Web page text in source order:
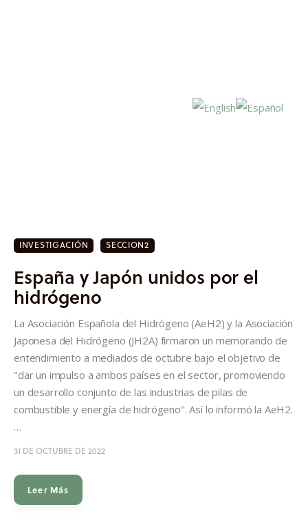
Investigación
Proyectos
Informes
Quiénes somos
INVESTIGACIÓN SECCION2
España y Japón unidos por el
hidrógeno
La Asociación Española del Hidrógeno (AeH2) y la Asociación
Japonesa del Hidrógeno (JH2A) firmaron un memorando de
entendimiento a mediados de octubre bajo el objetivo de
"dar un impulso a ambos países en el sector, promoviendo
un desarrollo conjunto de las industrias de pilas de
combustible y energía de hidrógeno". Así lo informó la AeH2.
…
31 DE OCTUBRE DE 2022
Leer Más